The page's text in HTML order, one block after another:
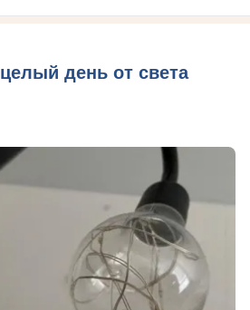
день от света